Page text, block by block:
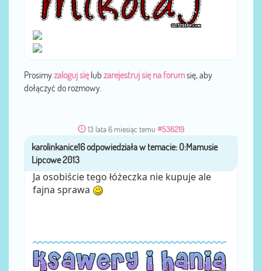
Prosimyzaloguj sięlub zarejestruj się na forumsię, aby
dołączyć do rozmowy.
13 lata 6 miesiąc temu #536219
przezkarolinkanice16
Ja osobiście tego łóżeczka nie kupuje ale
fajna sprawa